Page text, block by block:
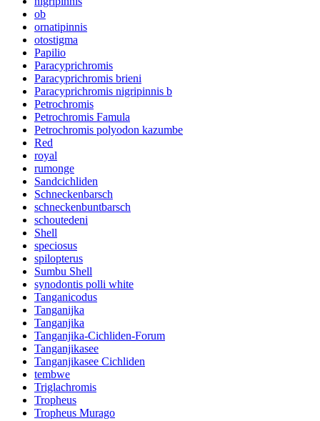
ob
ornatipinnis
otostigma
Papilio
Paracyprichromis
Paracyprichromis brieni
Paracyprichromis nigripinnis b
Petrochromis
Petrochromis Famula
Petrochromis polyodon kazumbe
Red
royal
rumonge
Sandcichliden
Schneckenbarsch
schneckenbuntbarsch
schoutedeni
Shell
speciosus
spilopterus
Sumbu Shell
synodontis polli white
Tanganicodus
Tanganijka
Tanganjika
Tanganjika-Cichliden-Forum
Tanganjikasee
Tanganjikasee Cichliden
tembwe
Triglachromis
Tropheus
Tropheus Murago